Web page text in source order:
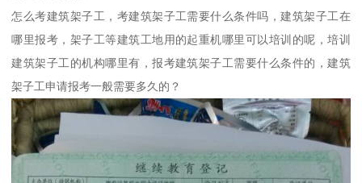
怎么考建筑架子工，考建筑架子工需要什么条件吗，建筑架子工在
哪里报考，架子工等建筑工地用的起重机哪里可以培训的呢，培训
建筑架子工的机构哪里有，报考建筑架子工需要什么条件的，建筑
架子工申请报考一般需要多久的？